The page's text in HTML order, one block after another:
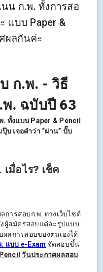
น ก.พ. ทั้งการสอ
แบบ Paper &
ผลกันค่ะ
ก.พ. - วิธี
. ฉบับปี 63
ทั้งแบบ Paper & Pencil
บ เจอคำว่า “ผ่าน” ปั๊บ
มื่อไร? เช็ค
ารสอบก.พ. ทางเว็บไซต์
ผู้สมัครสอบแต่ละรูปแบบ
ลการสอบของตนเองได้
แบบ e-Exam จัดสอบขึ้น
วันประกาศผลสอบ